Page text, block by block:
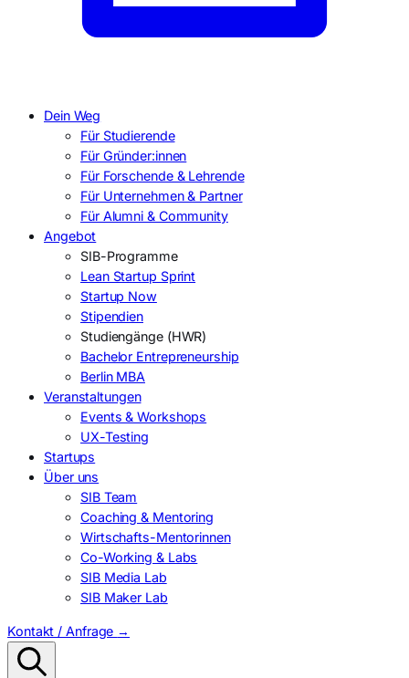
Dein Weg
Für Studierende
Für Gründer:innen
Für Forschende & Lehrende
Für Unternehmen & Partner
Für Alumni & Community
Angebot
SIB-Programme
Lean Startup Sprint
Startup Now
Stipendien
Studiengänge (HWR)
Bachelor Entrepreneurship
Berlin MBA
Veranstaltungen
Events & Workshops
UX-Testing
Startups
Über uns
SIB Team
Coaching & Mentoring
Wirtschafts-Mentorinnen
Co-Working & Labs
SIB Media Lab
SIB Maker Lab
Kontakt / Anfrage →